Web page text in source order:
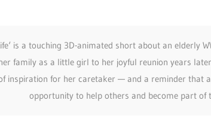
is a touching 3D-animated short about an elderly
family as a little girl to her joyful reunion years
inspiration for her caretaker — and a reminder that
opportunity to help others and become part of